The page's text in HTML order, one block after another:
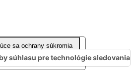
sa ochrany súkromia
Vaše predvoľby súhlasu pre technológie sledovania